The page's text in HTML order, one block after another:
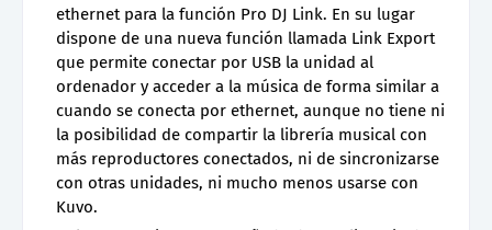
ethernet para la función Pro DJ Link. En su lugar
dispone de una nueva función llamada Link Export
que permite conectar por USB la unidad al
ordenador y acceder a la música de forma similar a
cuando se conecta por ethernet, aunque no tiene ni
la posibilidad de compartir la librería musical con
más reproductores conectados, ni de sincronizarse
con otras unidades, ni mucho menos usarse con
Kuvo.